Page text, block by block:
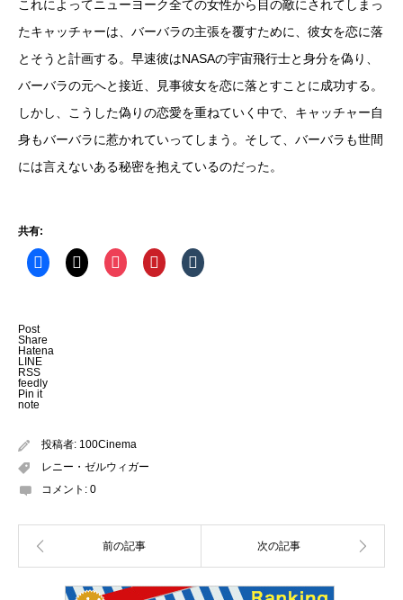
これによってニューヨーク全ての女性から目の敵にされてしまっ
たキャッチャーは、バーバラの主張を覆すために、彼女を恋に落
とそうと計画する。早速彼はNASAの宇宙飛行士と身分を偽り、
バーバラの元へと接近、見事彼女を恋に落とすことに成功する。
しかし、こうした偽りの恋愛を重ねていく中で、キャッチャー自
身もバーバラに惹かれていってしまう。そして、バーバラも世間
には言えないある秘密を抱えているのだった。
共有:
Post
Share
Hatena
LINE
RSS
feedly
Pin it
note
投稿者: 100Cinema
レニー・ゼルウィガー
コメント: 0